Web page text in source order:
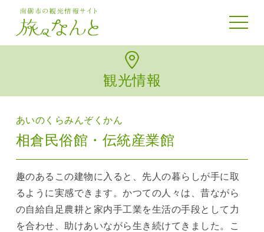
toggle
観光情報
あいのくらみんぞくかん
相倉民俗館・伝統産業館
趣のあるこの建物に入ると、先人の暮らしが手に取
るように実感できます。かつての人々は、昔ながら
の自給自足農耕と家内手工業を生活の手段として力
を合わせ、助けあいながら生き続けてきました。こ